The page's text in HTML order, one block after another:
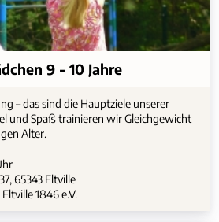
9 - 10 Jahre
– das sind die Hauptziele unserer
und Spaß trainieren wir Gleichgewicht
Alter.
65343 Eltville
1846 e.V.